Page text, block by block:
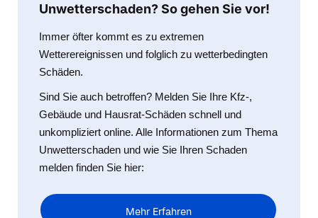
Unwetterschaden? So gehen Sie vor!
Immer öfter kommt es zu extremen
Wetterereignissen und folglich zu wetterbedingten
Schäden.
Sind Sie auch betroffen? Melden Sie Ihre Kfz-,
Gebäude und Hausrat-Schäden schnell und
unkompliziert online. Alle Informationen zum Thema
Unwetterschaden und wie Sie Ihren Schaden
melden finden Sie hier:
Mehr Erfahren